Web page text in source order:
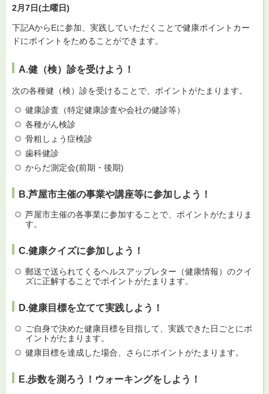
2月7日(土曜日)
下記AからEに参加、実践していただくことで健康ポイントカー
ドにポイントをためることができます。
A.健（検）診を受けよう！
次の各種健（検）診を受けることで、ポイントがたまります。
健康診査（特定健康診査や会社の健診等）
各種がん検診
骨粗しょう症検診
歯科健診
からだ測定会(前期・後期)
B.芦屋市主催の事業や講座等に参加しよう！
芦屋市主催の各事業に参加することで、ポイントがたまりま
す。
C.健康クイズに参加しよう！
郵送で送られてくるヘルスアップレター（健康情報）のクイ
ズに正解することでポイントがたまります。
D.健康目標を立てて実践しよう！
ご自身で決めた健康目標を目指して、実践できた日ごとにポ
イントがたまります。
健康目標を達成した場合、さらにポイントがたまります。
E.歩数を測ろう！ウォーキングをしよう！